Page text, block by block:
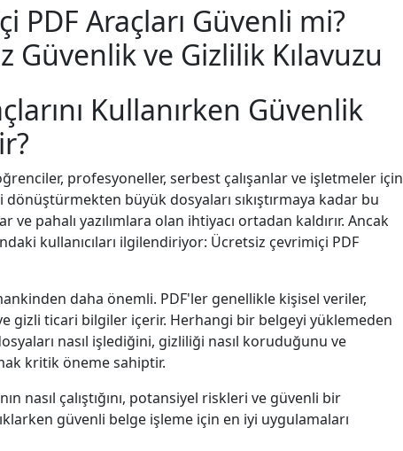
PDF Araçları Güvenli mi?
Güvenlik ve Gizlilik Kılavuzu
Kullanırken Güvenlik
profesyoneller, serbest çalışanlar ve işletmeler için
büyük dosyaları sıkıştırmaya kadar bu
pahalı yazılımlara olan ihtiyacı ortadan kaldırır. Ancak
kullanıcıları ilgilendiriyor: Ücretsiz çevrimiçi PDF
daha önemli. PDF'ler genellikle kişisel veriler,
gizli ticari bilgiler içerir. Herhangi bir belgeyi yüklemeden
nasıl işlediğini, gizliliği nasıl koruduğunu ve
kritik öneme sahiptir.
nasıl çalıştığını, potansiyel riskleri ve güvenli bir
güvenli belge işleme için en iyi uygulamaları